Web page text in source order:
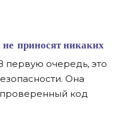
не приносят никаких
первую очередь, это
Она
код